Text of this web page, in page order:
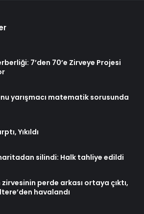
7’den 70’e Zirveye Projesi
yarışmacı matematik sorusunda
Yıkıldı
silindi: Halk tahliye edildi
perde arkası ortaya çıktı,
havalandı